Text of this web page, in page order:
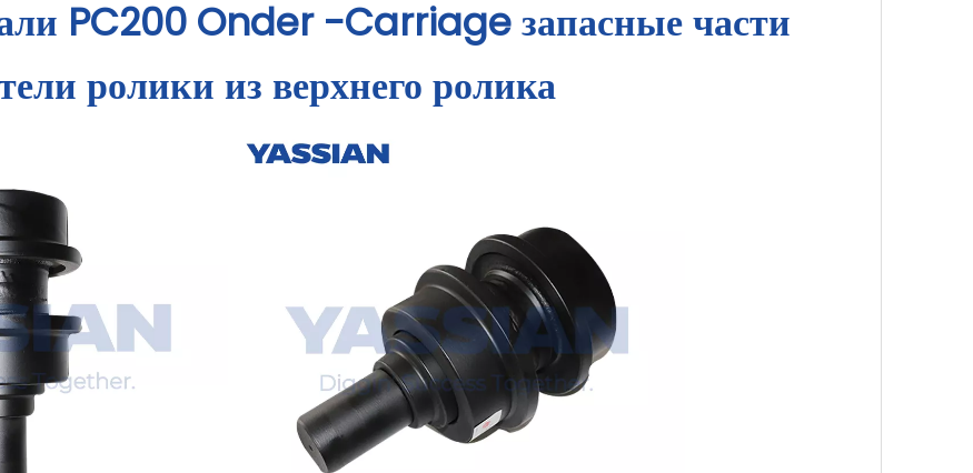
PC200 Onder -Carriage запасные части
ролики из верхнего ролика